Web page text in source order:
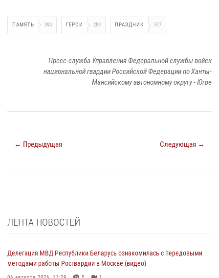
ПАМЯТЬ 394 ГЕРОИ 283 ПРАЗДНИК 517
Пресс-служба Управления Федеральной службы войск
национальной гвардии Российской Федерации по Ханты-
Мансийскому автономному округу - Югре
← Предыдущая Следующая →
ЛЕНТА НОВОСТЕЙ
Делегация МВД Республики Беларусь ознакомилась с передовыми
методами работы Росгвардии в Москве (видео)